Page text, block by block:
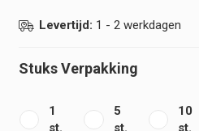
-
tot
€99,95.
Levertijd: 1 - 2 werkdagen
Stuks Verpakking
1
st.
5
st.
10
st.